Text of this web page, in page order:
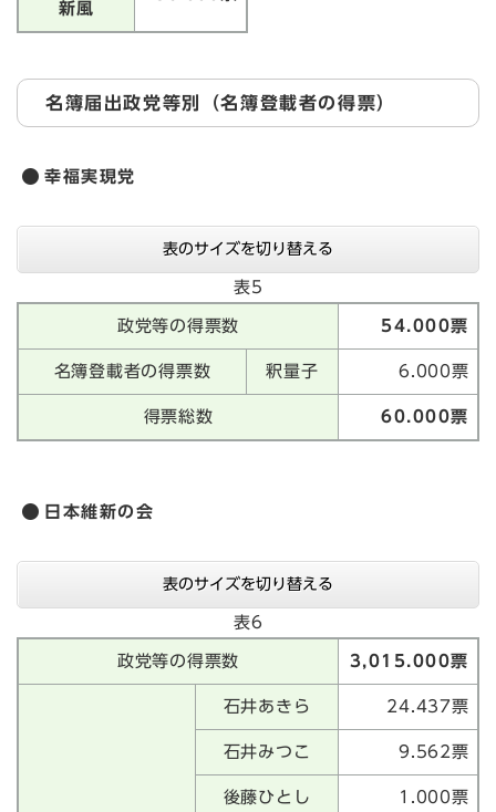
新風
名簿届出政党等別（名簿登載者の得票）
幸福実現党
表のサイズを切り替える
表5
政党等の得票数 54.000票
名簿登載者の得票数 釈量子 6.000票
得票総数 60.000票
日本維新の会
表のサイズを切り替える
表6
政党等の得票数 3,015.000票
石井あきら 24.437票
石井みつこ 9.562票
後藤ひとし 1.000票